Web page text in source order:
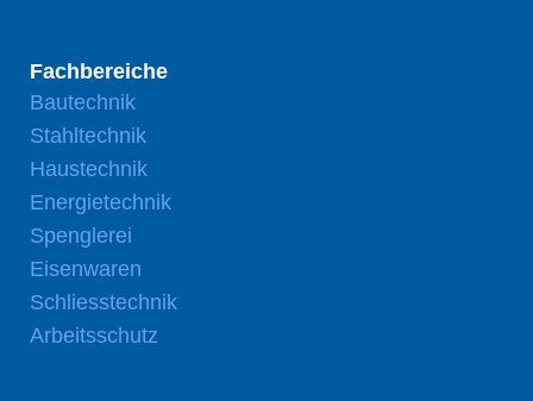
Fachbereiche
Bautechnik
Stahltechnik
Haustechnik
Energietechnik
Spenglerei
Eisenwaren
Schliesstechnik
Arbeitsschutz